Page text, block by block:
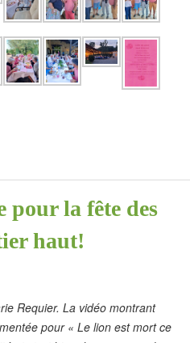
pour la fête des
haut!
Requier. La vidéo montrant
pour « Le lion est mort ce